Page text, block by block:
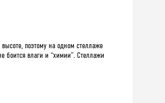
поэтому на одном стеллаже
боится влаги и “химии”. Стеллажи